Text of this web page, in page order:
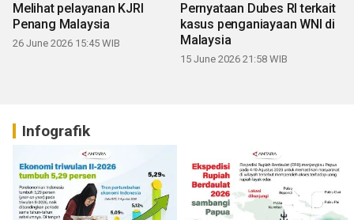
Melihat pelayanan KJRI
Penang Malaysia
26 June 2026 15:45 WIB
Pernyataan Dubes RI terkait
kasus penganiayaan WNI di
Malaysia
15 June 2026 21:58 WIB
Infografik